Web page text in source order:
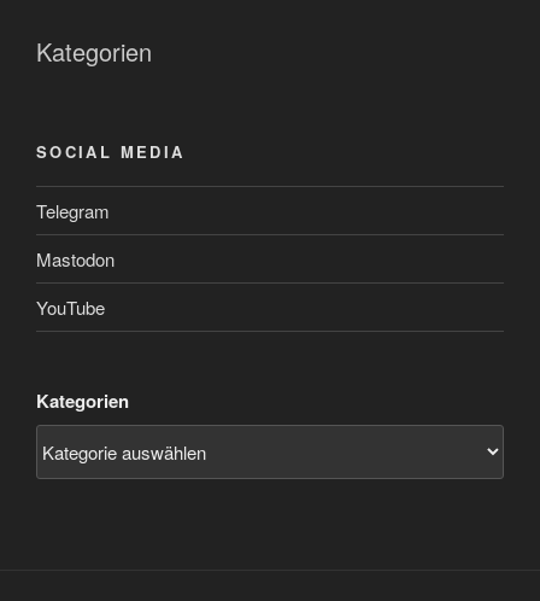
Kategorien
SOCIAL MEDIA
Telegram
Mastodon
YouTube
Kategorien